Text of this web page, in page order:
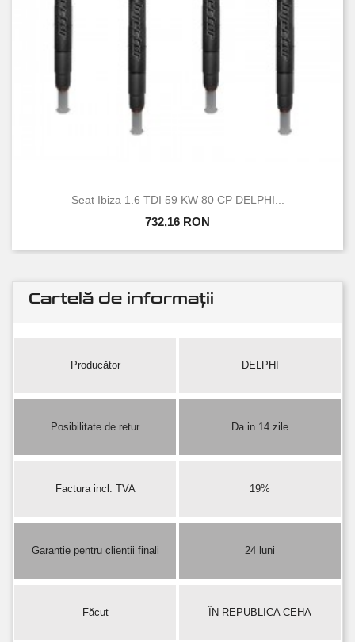
Seat Ibiza 1.6 TDI 59 KW 80 CP DELPHI...
732,16 RON
Cartelă de informații
Producător DELPHI
Posibilitate de retur Da in 14 zile
Factura incl. TVA 19%
Garantie pentru clientii finali 24 luni
Făcut ÎN REPUBLICA CEHA